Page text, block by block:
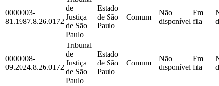
0000003-
81.1987.8.26.0172
de
Justiça
de São
Paulo
Estado
de São
Paulo
Comum
Não
disponível
Em
fila
0000008-
09.2024.8.26.0172
Tribunal
de
Justiça
de São
Paulo
Estado
de São
Paulo
Comum
Não
disponível
Em
fila